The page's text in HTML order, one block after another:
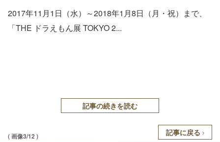
2017年11月1日（水）～2018年1月8日（月・祝）まで、
「THE ドラえもん展 TOKYO 2...
記事の続きを読む
( 画像3/12 ) 記事に戻る